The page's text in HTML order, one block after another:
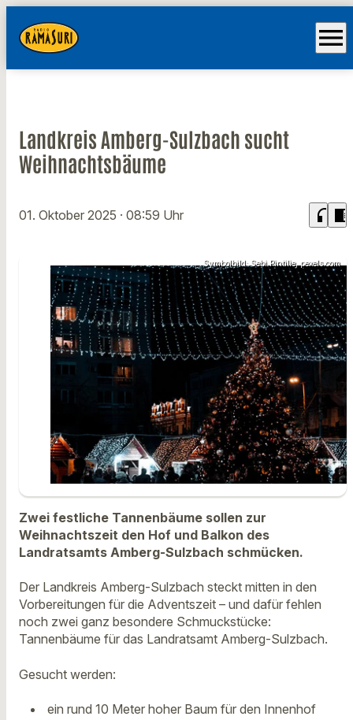
menu
Landkreis Amberg-Sulzbach sucht
Weihnachtsbäume
01. Oktober 2025 · 08:59 Uhr headphones chrome_reader_mode
Symbolbild: Sebi Pintilie, pexels.com
Zwei festliche Tannenbäume sollen zur
Weihnachtszeit den Hof und Balkon des
Landratsamts Amberg-Sulzbach schmücken.
Der Landkreis Amberg-Sulzbach steckt mitten in den
Vorbereitungen für die Adventszeit – und dafür fehlen
noch zwei ganz besondere Schmuckstücke:
Tannenbäume für das Landratsamt Amberg-Sulzbach.
Gesucht werden:
ein rund 10 Meter hoher Baum für den Innenhof